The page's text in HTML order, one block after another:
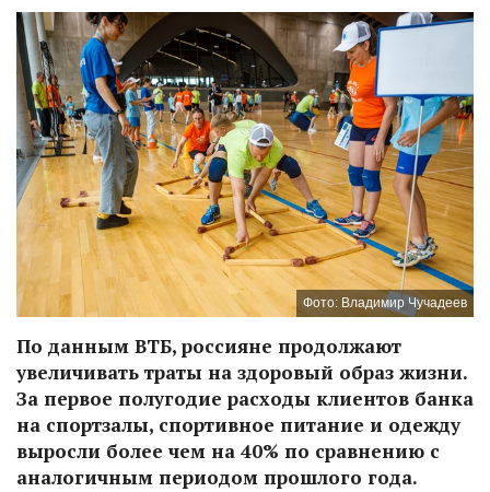
Фото: Владимир Чучадеев
По данным ВТБ, россияне продолжают
увеличивать траты на здоровый образ жизни.
За первое полугодие расходы клиентов банка
на спортзалы, спортивное питание и одежду
выросли более чем на 40% по сравнению с
аналогичным периодом прошлого года.